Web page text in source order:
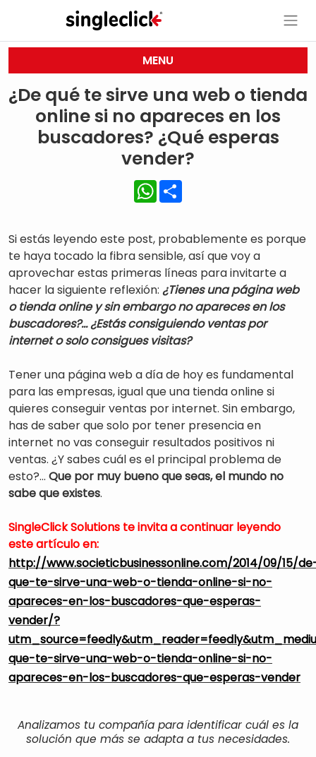
MENU
¿De qué te sirve una web o tienda
online si no apareces en los
buscadores? ¿Qué esperas
vender?
WhatsApp
Si estás leyendo este post, probablemente es porque
te haya tocado la fibra sensible, así que voy a
aprovechar estas primeras líneas para invitarte a
hacer la siguiente reflexión: ¿Tienes una página web
o tienda online y sin embargo no apareces en los
buscadores?… ¿Estás consiguiendo ventas por
internet o solo consigues visitas?
Tener una página web a día de hoy es fundamental
para las empresas, igual que una tienda online si
quieres conseguir ventas por internet. Sin embargo,
has de saber que solo por tener presencia en
internet no vas conseguir resultados positivos ni
ventas. ¿Y sabes cuál es el principal problema de
esto?… Que por muy bueno que seas, el mundo no
sabe que existes.
SingleClick Solutions te invita a continuar leyendo
este artículo en:
http://www.societicbusinessonline.com/2014/09/15/
que-te-sirve-una-web-o-tienda-online-si-no-
apareces-en-los-buscadores-que-esperas-
vender/?
que-te-sirve-una-web-o-tienda-online-si-no-
apareces-en-los-buscadores-que-esperas-vender
Analizamos tu compañía para identificar cuál es la
solución que más se adapta a tus necesidades.